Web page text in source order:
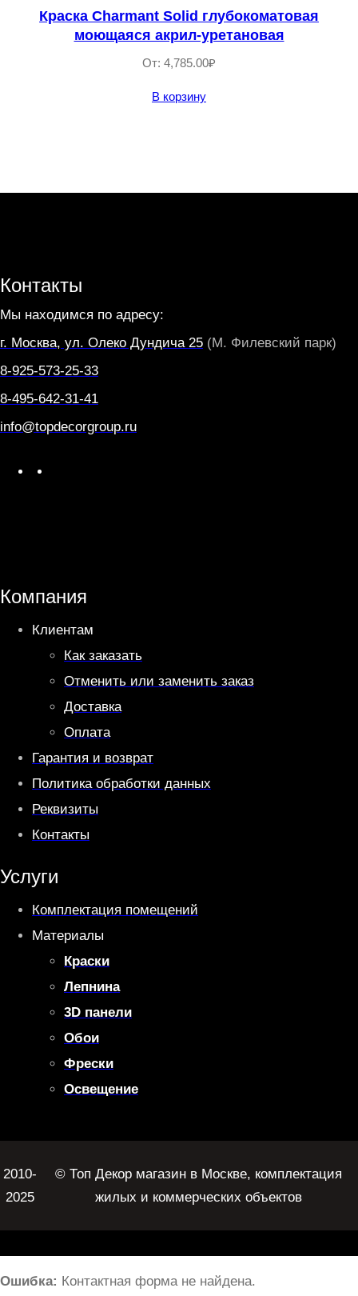
Краска Сharmant Solid глубокоматовая
моющаяся акрил-уретановая
От: 4,785.00₽
В корзину
Контакты
Мы находимся по адресу:
г. Москва, ул. Олеко Дундича 25 (М. Филевский парк)
8-925-573-25-33
8-495-642-31-41
info@topdecorgroup.ru
p
p
a
m
Компания
Клиентам
Как заказать
Отменить или заменить заказ
Доставка
Оплата
Гарантия и возврат
Политика обработки данных
Реквизиты
Контакты
Услуги
Комплектация помещений
Материалы
Краски
Лепнина
3D панели
Обои
Фрески
Освещение
2010-
2025
© Топ Декор магазин в Москве, комплектация
жилых и коммерческих объектов
Ошибка: Контактная форма не найдена.